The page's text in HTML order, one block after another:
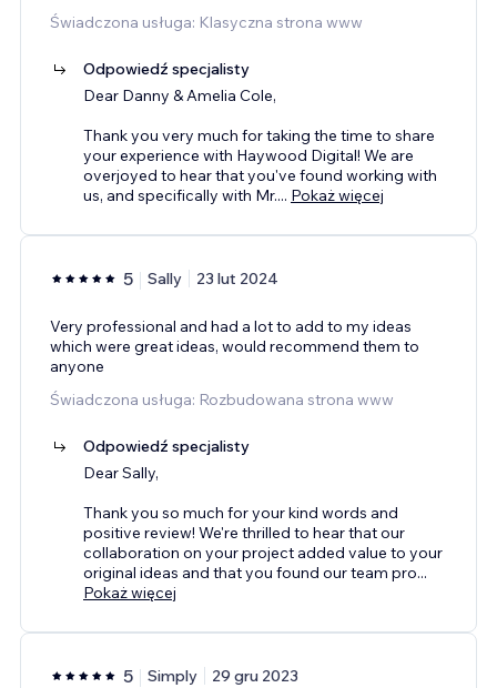
Świadczona usługa: Klasyczna strona www
Odpowiedź specjalisty
Dear Danny & Amelia Cole,
Thank you very much for taking the time to share
your experience with Haywood Digital! We are
overjoyed to hear that you've found working with
us, and specifically with Mr.... Pokaż więcej
5 Sally 23 lut 2024
Very professional and had a lot to add to my ideas
which were great ideas, would recommend them to
anyone
Świadczona usługa: Rozbudowana strona www
Odpowiedź specjalisty
Dear Sally,
Thank you so much for your kind words and
positive review! We're thrilled to hear that our
collaboration on your project added value to your
original ideas and that you found our team pro...
Pokaż więcej
5 Simply 29 gru 2023